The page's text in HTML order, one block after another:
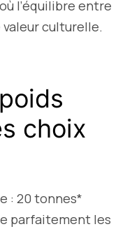
l’équilibre entre
culturelle.
choix
: 20 tonnes*
parfaitement les